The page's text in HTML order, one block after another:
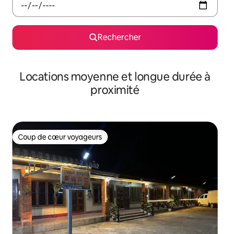
Rechercher
Locations moyenne et longue durée à
proximité
Coup de cœur voyageurs
Coup de cœur voyageurs